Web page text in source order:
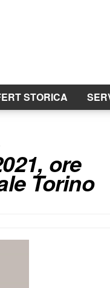
STORICA
ore
Torino